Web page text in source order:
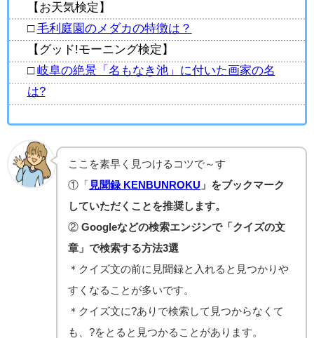
【お天気検定】
□毛利庭園のメダカの特徴は？
【グッド!モーニング検定】
□岐阜の絶景「名もなき池」に付いた画家の名
は?
ここを素早く見つけるコツで～す
①「 見聞録 KENBUNROKU 」をブックマーク
していただくことを推奨します。
②Googleなどの検索エンジンで「クイズの文
章」で検索する方法3選
＊クイズ文の前に見聞録と入れると見つかりや
すくなることが多いです。
＊クイズ文に?ありで検索して見つからなくて
も、?をとると見つかることがあります。